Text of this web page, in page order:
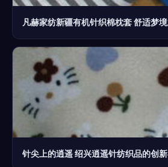
凡赫家纺新疆有机针织棉枕套 舒适梦
针尖上的逍遥 绍兴逍遥针纺织品的创